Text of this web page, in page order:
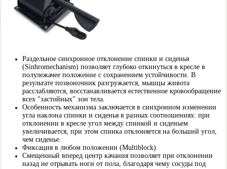
Раздельное синхронное отклонение спинки и сиденья
(Sinhromechanism) позволяет глубоко откинуться в кресле в
полулежачее положение с сохранением устойчивости. В
результате позвоночник разгружается, мышцы живота
расслабляются, восстанавливается естественное кровообращение
всех "застойных" зон тела.
Особенность механизма заключается в синхронном изменении
угла наклона спинки и сиденья в разных соотношениях: при
отклонении в кресле угол между спинкой и сиденьем
увеличивается, при этом спинка отклоняется на больший угол,
чем сиденье.
Фиксация в любом положении (Multiblock).
Смещенный вперед центр качания позволяет при отклонении
назад не отрывать ноги от пола, благодаря чему сосуды под